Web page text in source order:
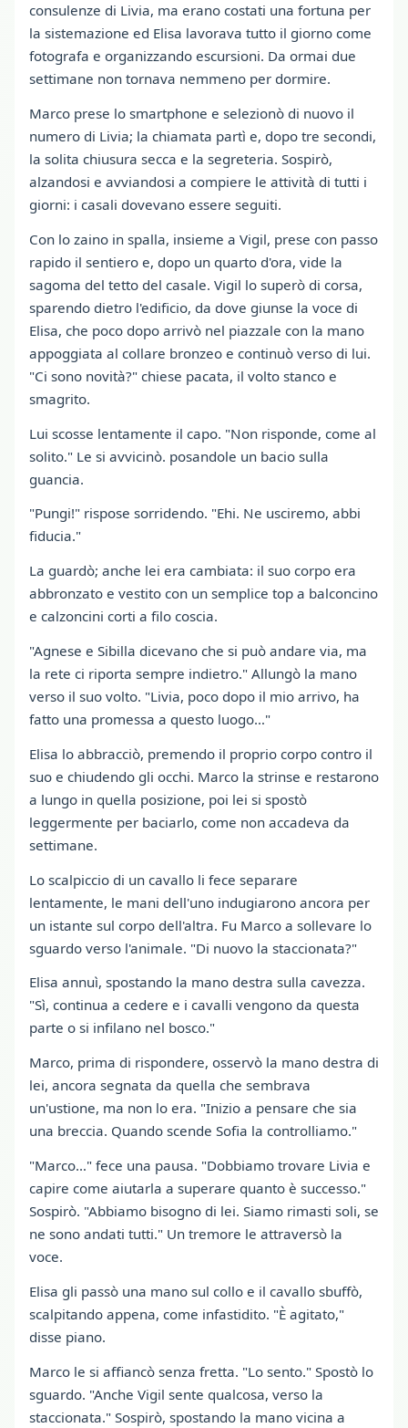
consulenze di Livia, ma erano costati una fortuna per
la sistemazione ed Elisa lavorava tutto il giorno come
fotografa e organizzando escursioni. Da ormai due
settimane non tornava nemmeno per dormire.
Marco prese lo smartphone e selezionò di nuovo il
numero di Livia; la chiamata partì e, dopo tre secondi,
la solita chiusura secca e la segreteria. Sospirò,
alzandosi e avviandosi a compiere le attività di tutti i
giorni: i casali dovevano essere seguiti.
Con lo zaino in spalla, insieme a Vigil, prese con passo
rapido il sentiero e, dopo un quarto d'ora, vide la
sagoma del tetto del casale. Vigil lo superò di corsa,
sparendo dietro l'edificio, da dove giunse la voce di
Elisa, che poco dopo arrivò nel piazzale con la mano
appoggiata al collare bronzeo e continuò verso di lui.
"Ci sono novità?" chiese pacata, il volto stanco e
smagrito.
Lui scosse lentamente il capo. "Non risponde, come al
solito." Le si avvicinò. posandole un bacio sulla
guancia.
"Pungi!" rispose sorridendo. "Ehi. Ne usciremo, abbi
fiducia."
La guardò; anche lei era cambiata: il suo corpo era
abbronzato e vestito con un semplice top a balconcino
e calzoncini corti a filo coscia.
"Agnese e Sibilla dicevano che si può andare via, ma
la rete ci riporta sempre indietro." Allungò la mano
verso il suo volto. "Livia, poco dopo il mio arrivo, ha
fatto una promessa a questo luogo…"
Elisa lo abbracciò, premendo il proprio corpo contro il
suo e chiudendo gli occhi. Marco la strinse e restarono
a lungo in quella posizione, poi lei si spostò
leggermente per baciarlo, come non accadeva da
settimane.
Lo scalpiccio di un cavallo li fece separare
lentamente, le mani dell'uno indugiarono ancora per
un istante sul corpo dell'altra. Fu Marco a sollevare lo
sguardo verso l'animale. "Di nuovo la staccionata?"
Elisa annuì, spostando la mano destra sulla cavezza.
"Sì, continua a cedere e i cavalli vengono da questa
parte o si infilano nel bosco."
Marco, prima di rispondere, osservò la mano destra di
lei, ancora segnata da quella che sembrava
un'ustione, ma non lo era. "Inizio a pensare che sia
una breccia. Quando scende Sofia la controlliamo."
"Marco…" fece una pausa. "Dobbiamo trovare Livia e
capire come aiutarla a superare quanto è successo."
Sospirò. "Abbiamo bisogno di lei. Siamo rimasti soli, se
ne sono andati tutti." Un tremore le attraversò la
voce.
Elisa gli passò una mano sul collo e il cavallo sbuffò,
scalpitando appena, come infastidito. "È agitato,"
disse piano.
Marco le si affiancò senza fretta. "Lo sento." Spostò lo
sguardo. "Anche Vigil sente qualcosa, verso la
staccionata." Sospirò, spostando la mano vicina a